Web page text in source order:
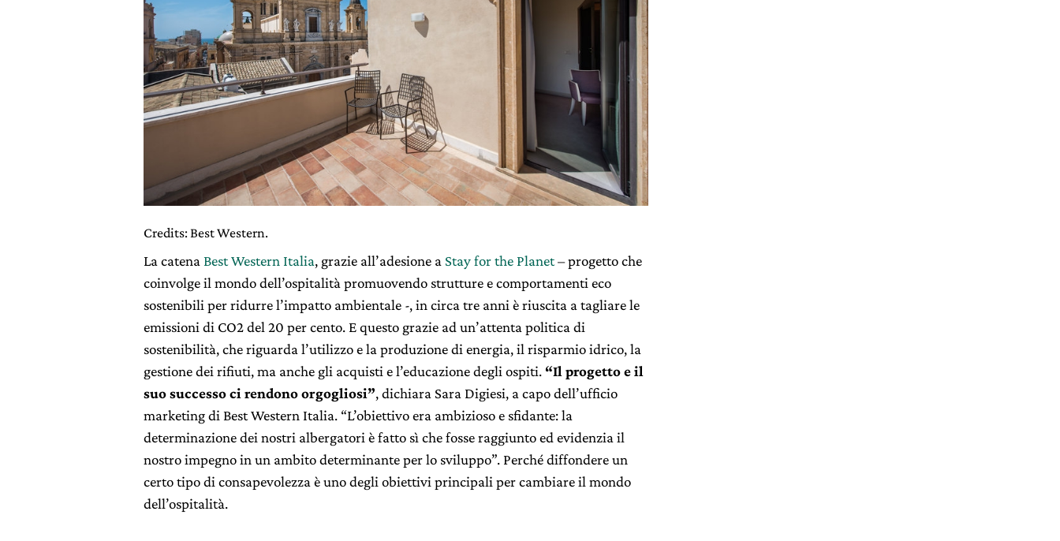
Credits: Best Western.
La catenaBest Western Italia, grazie all’adesione a Stay for the Planet– progetto che
coinvolge il mondo dell’ospitalità promuovendo strutture e comportamenti eco
sostenibili per ridurre l’impatto ambientale -, in circa tre anni è riuscita a tagliare le
emissioni di CO2 del 20 per cento. E questo grazie ad un’attenta politica di
sostenibilità, che riguarda l’utilizzo e la produzione di energia, il risparmio idrico, la
gestione dei rifiuti, ma anche gli acquisti e l’educazione degli ospiti. “Il progetto e il
suo successo ci rendono orgogliosi”, dichiara Sara Digiesi, a capo dell’ufficio
marketing di Best Western Italia. “L’obiettivo era ambizioso e sfidante: la
determinazione dei nostri albergatori è fatto sì che fosse raggiunto ed evidenzia il
nostro impegno in un ambito determinante per lo sviluppo”. Perché diffondere un
certo tipo di consapevolezza è uno degli obiettivi principali per cambiare il mondo
dell’ospitalità.